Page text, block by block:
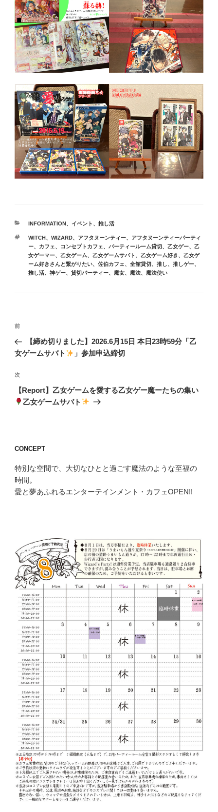
カ
ゴ
ー
INFORMATION 、 イベント 、 推し活
タ
グ
WITCH 、 WIZARD、 アフタヌーンティー、
アフタヌーンティーパーティ
ー、 カフェ、 コンセプトカフェ、 パーティールーム貸切 、 乙女ゲー、 乙
女ゲーマー、 乙女ゲーム、 乙女ゲームサバト 、 乙女ゲーム好き 、 乙女ゲ
ーム好きさんと繋がりたい、 佐伯カフェ、 全館貸切 、 推し、 推しゲー、
推し活、 神ゲー、 貸切パーティー、 魔女、 魔法、 魔法使い
投
ナ
ゲ
ー
シ
前
の
投
前
【締め切りました】2026.6月15日 本日23時59分「乙
女ゲームサバト
」参加申込締切
次
の
投
次
【Report】乙女ゲームを愛する乙女ゲー魔ーたちの集い
乙女ゲームサバト
CONCEPT
特別な空間で、大切なひとと過ごす魔法のような至福の
時間。
愛と夢あふれるエンターテインメント・カフェOPEN!!